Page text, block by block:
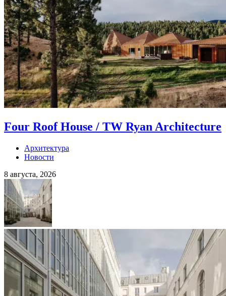
Four Roof House / TW Ryan Architecture
Архитектура
Новости
8 августа, 2026